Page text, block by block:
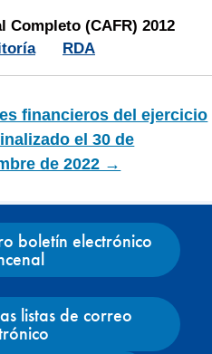
Completo (CAFR) 2012
RDA
financieros del ejercicio
el 30 de
de 2022 →
boletín electrónico
listas de correo